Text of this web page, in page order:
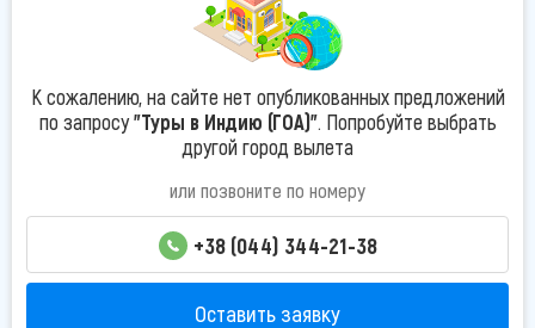
К сожалению, на сайте нет опубликованных предложений
по запросу"Туры в Индию (ГОА)". Попробуйте выбрать
другой город вылета
или позвоните по номеру
+38 (044) 344-21-38
Оставить заявку